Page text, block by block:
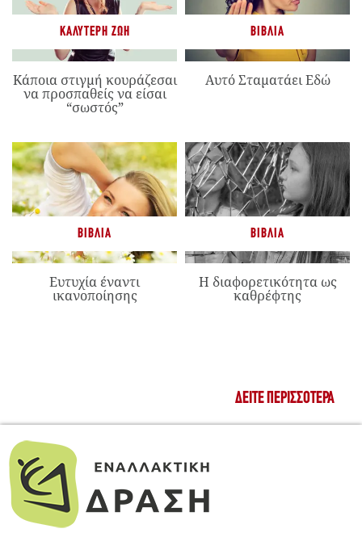
ΚΑΛΎΤΕΡΗ ΖΩΉ
Κάποια στιγμή κουράζεσαι
να προσπαθείς να είσαι
“σωστός”
ΒΙΒΛΊΑ
Αυτό Σταματάει Εδώ
ΒΙΒΛΊΑ
Ευτυχία έναντι
ικανοποίησης
ΒΙΒΛΊΑ
Η διαφορετικότητα ως
καθρέφτης
ΔΕΊΤΕ ΠΕΡΙΣΣΌΤΕΡΑ